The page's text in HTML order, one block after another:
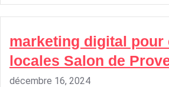
marketing digital pour
locales Salon de
décembre 16, 2024